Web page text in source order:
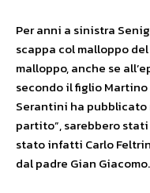
Per anni a sinistra
scappa col malloppo
malloppo, anche se
secondo il figlio
Serantini ha pubblicato
partito”, sarebbero
stato infatti Carlo
dal padre Gian Giacomo.